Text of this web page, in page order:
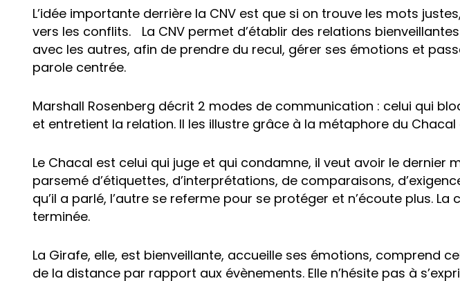
L’idée importante derrière la CNV est que si on trouve les mots
vers les conflits. La CNV permet d’établir des relations
avec les autres, afin de prendre du recul, gérer ses émotions et
parole centrée.
Marshall Rosenberg décrit 2 modes de communication : celui qui
et entretient la relation. Il les illustre grâce à la métaphore du Chacal
Le Chacal est celui qui juge et qui condamne, il veut avoir le dernier
parsemé d’étiquettes, d’interprétations, de comparaisons,
qu’il a parlé, l’autre se referme pour se protéger et n’écoute plus.
terminée.
La Girafe, elle, est bienveillante, accueille ses émotions, comprend
de la distance par rapport aux évènements. Elle n’hésite pas à